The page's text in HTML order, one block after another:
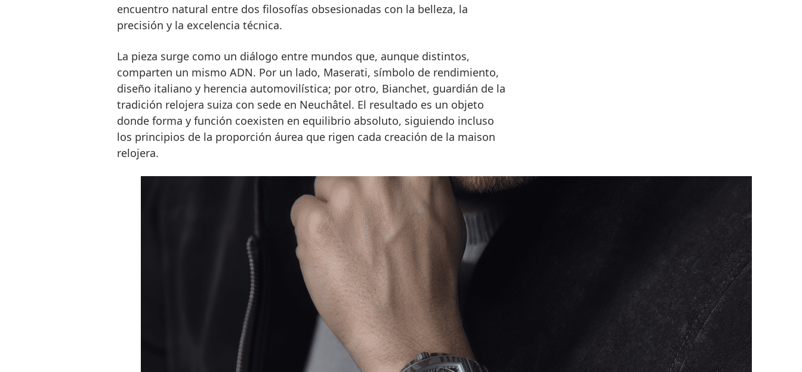
encuentro natural entre dos filosofías obsesionadas con la belleza, la
precisión y la excelencia técnica.
La pieza surge como un diálogo entre mundos que, aunque distintos,
comparten un mismo ADN. Por un lado, Maserati, símbolo de rendimiento,
diseño italiano y herencia automovilística; por otro, Bianchet, guardián de la
tradición relojera suiza con sede en Neuchâtel. El resultado es un objeto
donde forma y función coexisten en equilibrio absoluto, siguiendo incluso
los principios de la proporción áurea que rigen cada creación de la maison
relojera.